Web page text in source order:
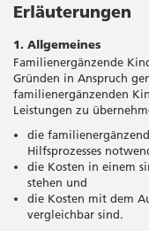
neuem
Fenster
Erläuterungen
1. Allgemeines
Familienergänzende
Gründen in Anspruch
familienergänzenden
Leistungen zu
die
Hilfsprozesses
die Kosten in einem
stehen und
die Kosten mit dem
vergleichbar sind.